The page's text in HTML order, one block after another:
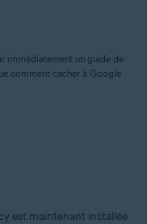
immédiatement un guide de
comment cacher à Google
est maintenant installée